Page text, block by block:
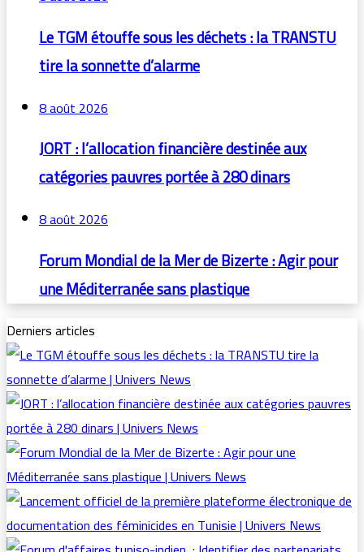
Le TGM étouffe sous les déchets : la TRANSTU
tire la sonnette d’alarme
8 août 2026
JORT : l’allocation financière destinée aux
catégories pauvres portée à 280 dinars
8 août 2026
Forum Mondial de la Mer de Bizerte : Agir pour
une Méditerranée sans plastique
Derniers articles